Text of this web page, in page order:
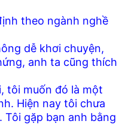
theo ngành nghề
dễ khơi chuyện,
anh ta cũng thích
tôi muốn đó là một
Hiện nay tôi chưa
gặp bạn anh bằng